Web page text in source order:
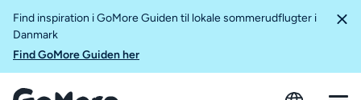
Find inspiration i GoMore Guiden til lokale sommerudflugter i
Danmark
Find GoMore Guiden her